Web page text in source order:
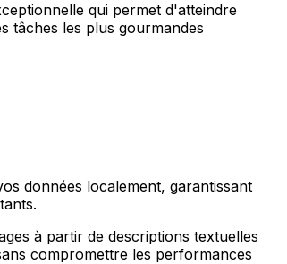
qui permet d'atteindre
tâches les plus gourmandes
données localement, garantissant
à partir de descriptions textuelles
compromettre les performances